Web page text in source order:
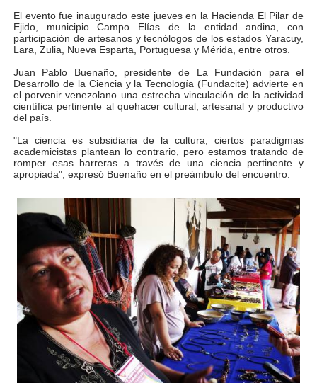
Corposalud y Secretaría Social fortalecen la atención
Inicia el plan vacacional Venezuela Renace en el
Entregan planta eléctrica para fortalecer la atención
Expertos inspeccionan espacios del OAN para la
Dictan MasterClass en el marco del Encuentro LAGO
Campo Elías avanza con plan de asfaltado
Encuentro estadal fortalece la coordinación de
Gobernador Arnaldo Sánchez apadrina a más de 993
Plan Quirúrgico Regional llega a Pueblo Llano con la
El evento fue inaugurado este jueves en la Hacienda El Pilar de
Ejido, municipio Campo Elías de la entidad andina, con
participación de artesanos y tecnólogos de los estados Yaracuy,
Lara, Zulia, Nueva Esparta, Portuguesa y Mérida, entre otros.
Juan Pablo Buenaño, presidente de La Fundación para el
Desarrollo de la Ciencia y la Tecnología (Fundacite) advierte en
el porvenir venezolano una estrecha vinculación de la actividad
científica pertinente al quehacer cultural, artesanal y productivo
del país.
"La ciencia es subsidiaria de la cultura, ciertos paradigmas
academicistas plantean lo contrario, pero estamos tratando de
romper esas barreras a través de una ciencia pertinente y
apropiada", expresó Buenaño en el preámbulo del encuentro.